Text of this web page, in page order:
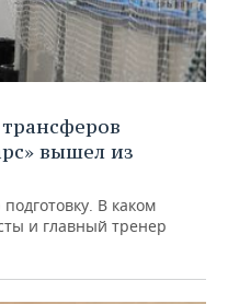
вышел из
В каком
и главный тренер